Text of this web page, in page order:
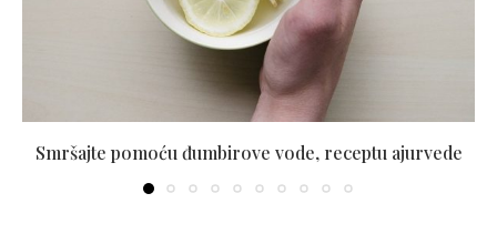
Smršajte pomoću đumbirove vode, receptu ajurvede